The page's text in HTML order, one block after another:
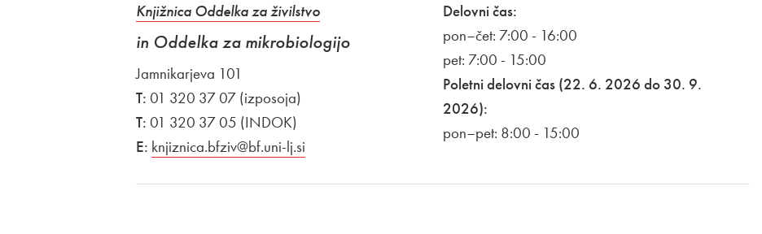
Knjižnica Oddelka za živilstvo
in Oddelka za mikrobiologijo
Jamnikarjeva 101
T: 01 320 37 07 (izposoja)
T: 01 320 37 05 (INDOK)
E: knjiznica.bfziv@bf.uni-lj.si
Delovni čas:
pon–čet: 7:00 - 16:00
pet: 7:00 - 15:00
Poletni delovni čas (22. 6. 2026 do 30. 9.
2026):
pon–pet: 8:00 - 15:00